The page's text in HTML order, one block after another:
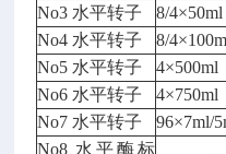
No3 水平转子
8/4×50ml
No4 水平转子
8/
No5 水平转子
4×500ml
No6 水平转子
4×750ml
No7 水平转子
96×7ml/
No8 水平酶标